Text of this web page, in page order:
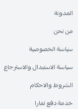
المدونة
من نحن
سياسة الخصوصية
سياسة الاستبدال والاسترجاع
الشروط والاحكام
خدمة دفع تمارا